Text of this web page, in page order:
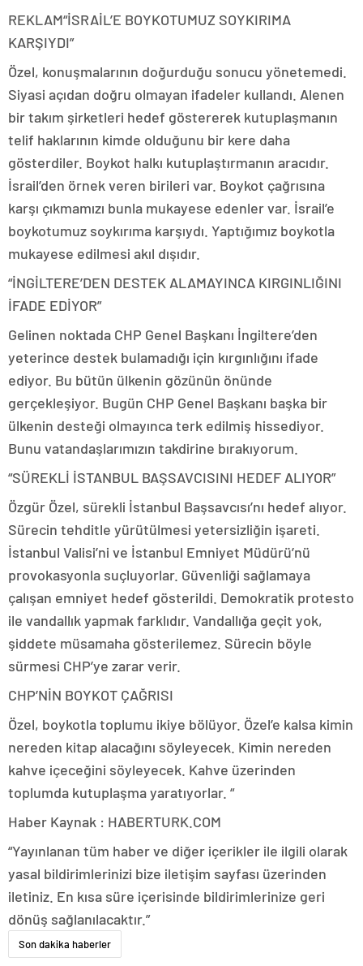
REKLAM“İSRAİL’E BOYKOTUMUZ SOYKIRIMA
KARŞIYDI”
Özel, konuşmalarının doğurduğu sonucu yönetemedi.
Siyasi açıdan doğru olmayan ifadeler kullandı. Alenen
bir takım şirketleri hedef göstererek kutuplaşmanın
telif haklarının kimde olduğunu bir kere daha
gösterdiler. Boykot halkı kutuplaştırmanın aracıdır.
İsrail’den örnek veren birileri var. Boykot çağrısına
karşı çıkmamızı bunla mukayese edenler var. İsrail’e
boykotumuz soykırıma karşıydı. Yaptığımız boykotla
mukayese edilmesi akıl dışıdır.
“İNGİLTERE’DEN DESTEK ALAMAYINCA KIRGINLIĞINI
İFADE EDİYOR”
Gelinen noktada CHP Genel Başkanı İngiltere’den
yeterince destek bulamadığı için kırgınlığını ifade
ediyor. Bu bütün ülkenin gözünün önünde
gerçekleşiyor. Bugün CHP Genel Başkanı başka bir
ülkenin desteği olmayınca terk edilmiş hissediyor.
Bunu vatandaşlarımızın takdirine bırakıyorum.
“SÜREKLİ İSTANBUL BAŞSAVCISINI HEDEF ALIYOR”
Özgür Özel, sürekli İstanbul Başsavcısı’nı hedef alıyor.
Sürecin tehditle yürütülmesi yetersizliğin işareti.
İstanbul Valisi’ni ve İstanbul Emniyet Müdürü’nü
provokasyonla suçluyorlar. Güvenliği sağlamaya
çalışan emniyet hedef gösterildi. Demokratik protesto
ile vandallık yapmak farklıdır. Vandallığa geçit yok,
şiddete müsamaha gösterilemez. Sürecin böyle
sürmesi CHP’ye zarar verir.
CHP’NİN BOYKOT ÇAĞRISI
Özel, boykotla toplumu ikiye bölüyor. Özel’e kalsa kimin
nereden kitap alacağını söyleyecek. Kimin nereden
kahve içeceğini söyleyecek. Kahve üzerinden
toplumda kutuplaşma yaratıyorlar. “
Haber Kaynak : HABERTURK.COM
“Yayınlanan tüm haber ve diğer içerikler ile ilgili olarak
yasal bildirimlerinizi bize iletişim sayfası üzerinden
iletiniz. En kısa süre içerisinde bildirimlerinize geri
dönüş sağlanılacaktır.”
Son dakika haberler